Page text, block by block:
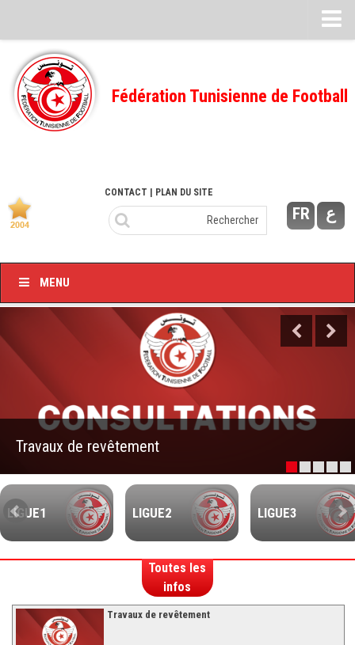
Feuille de match
FMI – 2022/2023
Ligue I – 2022/2023
Ligue I – 2020/2021
Ligue I – 2019/2020
Feuilles de match 2018/2019
Feuille de match 2017/2018
–Ligue I–
–Ligue II–
Feuille de match 2016/2017
-Ligue I-
-Ligue II-
Fédération Tunisienne de Football
FR ع
CONTACT | PLAN DU SITE
MENU
Travaux de revêtement
LIGUE1 LIGUE2 LIGUE3
Toutes les
infos
Travaux de revêtement